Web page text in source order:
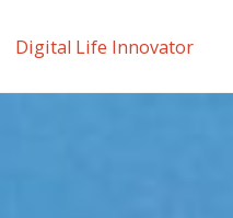
Digital Life Innovator